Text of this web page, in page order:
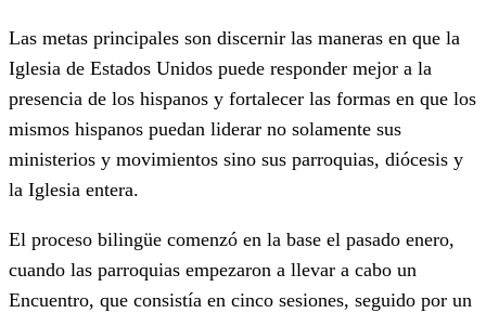
Las metas principales son discernir las maneras en que la
Iglesia de Estados Unidos puede responder mejor a la
presencia de los hispanos y fortalecer las formas en que los
mismos hispanos puedan liderar no solamente sus
ministerios y movimientos sino sus parroquias, diócesis y
la Iglesia entera.
El proceso bilingüe comenzó en la base el pasado enero,
cuando las parroquias empezaron a llevar a cabo un
Encuentro, que consistía en cinco sesiones, seguido por un